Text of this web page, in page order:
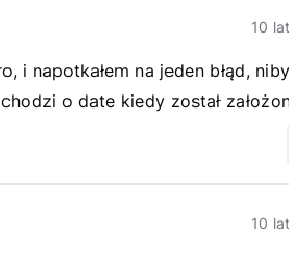
10
i napotkałem na jeden błąd,
o date kiedy został
10